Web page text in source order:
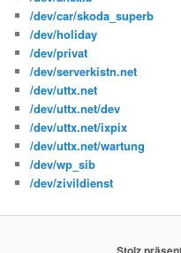
/dev/car/skoda_superb
/dev/holiday
/dev/privat
/dev/serverkistn.net
/dev/uttx.net
/dev/uttx.net/dev
/dev/uttx.net/ixpix
/dev/uttx.net/wartung
/dev/wp_sib
/dev/zivildienst